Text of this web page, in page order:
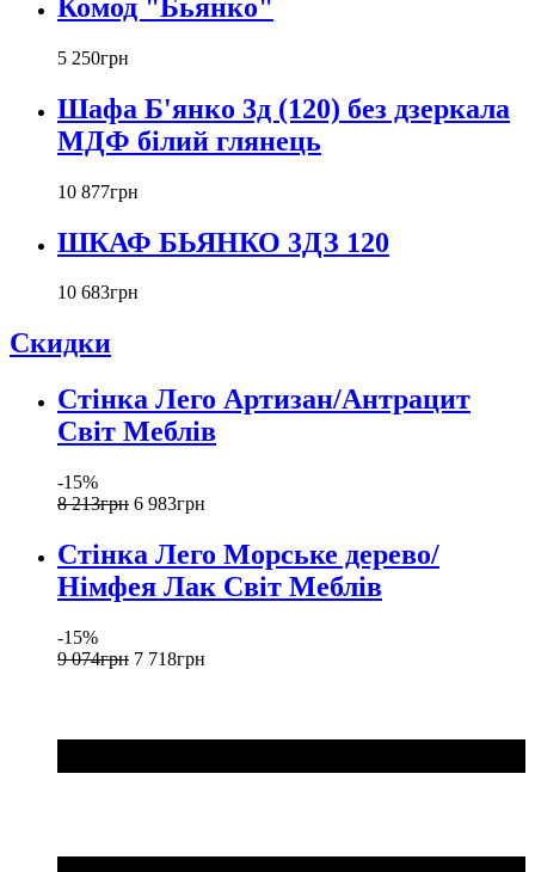
Комод "Бьянко"
5 250грн
Шафа Б'янко 3д (120) без дзеркала
МДФ білий глянець
10 877грн
ШКАФ БЬЯНКО 3ДЗ 120
10 683грн
Скидки
Стінка Лего Артизан/Антрацит
Світ Меблів
-15%
8 213грн 6 983грн
Стінка Лего Морське дерево/
Німфея Лак Світ Меблів
-15%
9 074грн 7 718грн